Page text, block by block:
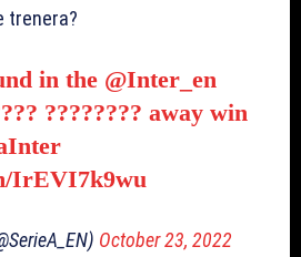
trenera?
in the @Inter_en
???????? away win
IrEVI7k9wu
October 23, 2022